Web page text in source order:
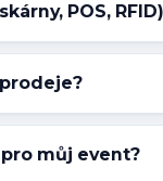
POS,
můj event?